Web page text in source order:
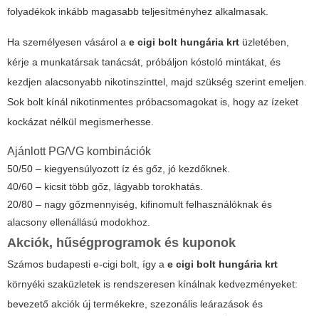
folyadékok inkább magasabb teljesítményhez alkalmasak.
Ha személyesen vásárol a e cigi bolt hungária krt üzletében,
kérje a munkatársak tanácsát, próbáljon kóstoló mintákat, és
kezdjen alacsonyabb nikotinszinttel, majd szükség szerint emeljen.
Sok bolt kínál nikotinmentes próbacsomagokat is, hogy az ízeket
kockázat nélkül megismerhesse.
Ajánlott PG/VG kombinációk
50/50 – kiegyensúlyozott íz és gőz, jó kezdőknek.
40/60 – kicsit több gőz, lágyabb torokhatás.
20/80 – nagy gőzmennyiség, kifinomult felhasználóknak és
alacsony ellenállású modokhoz.
Akciók, hűségprogramok és kuponok
Számos budapesti e-cigi bolt, így a e cigi bolt hungária krt
környéki szaküzletek is rendszeresen kínálnak kedvezményeket:
bevezető akciók új termékekre, szezonális leárazások és